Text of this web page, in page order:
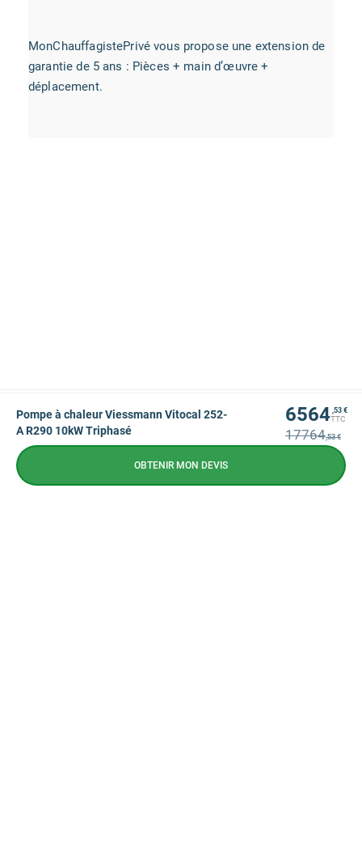
MonChauffagistePrivé vous propose une extension de
garantie de 5 ans : Pièces + main d’œuvre +
déplacement.
Pompe à chaleur Viessmann Vitocal 252-
A R290 10kW Triphasé
6564 ,53 €
TTC
17764,53 €
OBTENIR MON DEVIS